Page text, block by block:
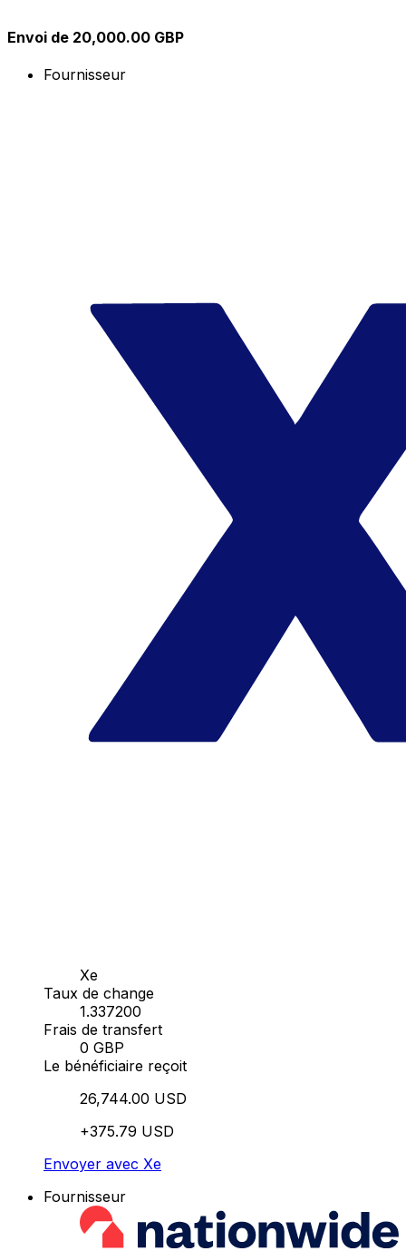
Envoi de 20,000.00 GBP
Fournisseur
Xe
Taux de change
1.337200
Frais de transfert
0 GBP
Le bénéficiaire reçoit
26,744.00 USD
+375.79 USD
Envoyer avec Xe
Fournisseur